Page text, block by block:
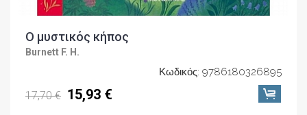
Ο μυστικός κήπος
Burnett F. H.
Κωδικός: 9786180326895
17,70 € 15,93 €